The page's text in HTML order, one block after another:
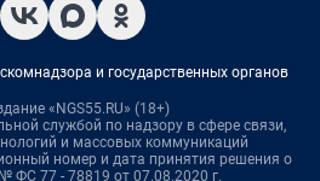
и государственных органов
«NGS55.RU» (18+)
службой по надзору в сфере связи,
и массовых коммуникаций
номер и дата принятия решения о
ФС 77 - 78819 от 07.08.2020 г.